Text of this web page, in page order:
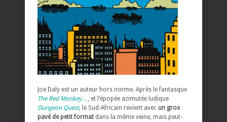
Joe Daly est un auteur hors norme. Après le fantasque
The Red Monkey… , et l’épopée azimutée ludique
Dungeon Quest, le Sud-Africain revient avec un gros
pavé de petit format dans la même veine, mais peut-